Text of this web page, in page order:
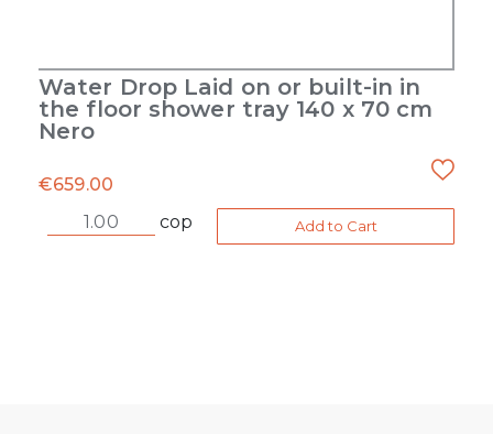
Water Drop Laid on or built-in in
the floor shower tray 140 x 70 cm
Nero
€659.00
cop
Add to Cart